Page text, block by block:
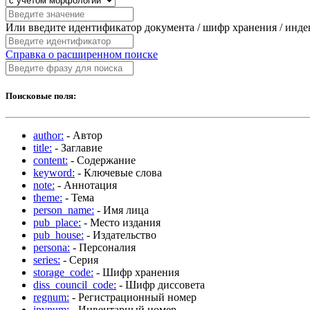
Или введите идентификатор документа / шифр хранения /
Справка о расширенном поиске
Поисковые поля:
author: - Автор
title: - Заглавие
content: - Содержание
keyword: - Ключевые слова
note: - Аннотация
theme: - Тема
person_name: - Имя лица
pub_place: - Место издания
pub_house: - Издательство
persona: - Персоналия
series: - Серия
storage_code: - Шифр хранения
diss_council_code: - Шифр диссовета
regnum: - Регистрационный номер